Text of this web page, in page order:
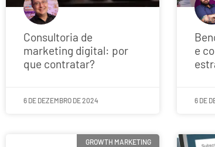
Consultoria de
marketing digital: por
que contratar?
6 DE DEZEMBRO DE 2024
e
6 DE
GROWTH MARKETING